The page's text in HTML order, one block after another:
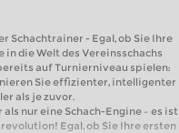
Schachtrainer - Egal, ob Sie Ihre
in die Welt des Vereinsschachs
auf Turnierniveau spielen:
Sie effizienter, intelligenter
als je zuvor.
als nur eine Schach-Engine – es ist
Egal, ob Sie Ihre ersten